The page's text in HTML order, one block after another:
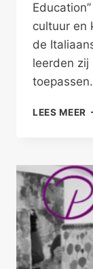
cultuur en
de
leerden zij
toepassen.
LEES MEER